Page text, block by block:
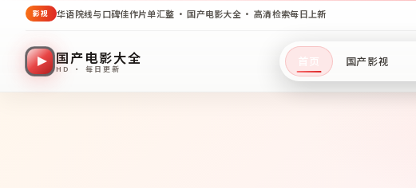
影视 华语院线与口碑佳作片单汇整 · 国产电影大全 · 高清检索每日上新
国产电影大全
HD · 每日更新 国产影视